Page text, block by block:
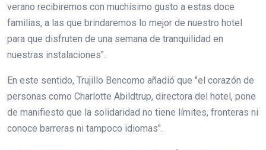
verano recibiremos con muchísimo gusto a estas doce
familias, a las que brindaremos lo mejor de nuestro hotel
para que disfruten de una semana de tranquilidad en
nuestras instalaciones".
En este sentido, Trujillo Bencomo añadió que "el corazón de
personas como Charlotte Abildtrup, directora del hotel, pone
de manifiesto que la solidaridad no tiene límites, fronteras ni
conoce barreras ni tampoco idiomas".